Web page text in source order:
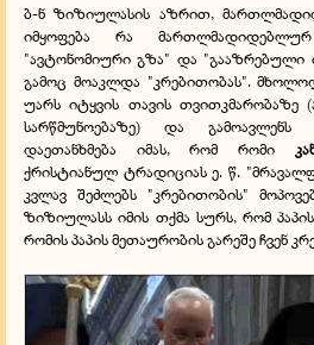
ბ-ნ ზიზიულასის აზრით,
იმყოფება რა
"ავტონომიური გზა" და "გააზრებული
გამოც მოაკლდა "კრებითობას".
უარს იტყვის თავის
სარწმუნოებაზე) და
დაეთანხმება იმას, რომ რომი
ქრისტიანულ ტრადიციას ე. წ.
კვლავ შეძლებს "კრებითობის"
ზიზიულასს იმის თქმა სურს, რომ
რომის პაპის მეთაურობის გარეშე ჩვენ